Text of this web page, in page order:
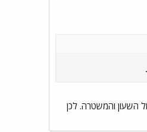
השעון והמשטרה. לכן